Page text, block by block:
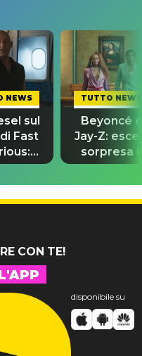
NEWS
sul
Fast
TUTTO NEWS
Beyoncé e
Jay-Z: esce
sorpresa il
remix di
“Morning
Dew
CON TE!
disponibile su